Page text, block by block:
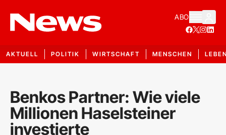
ABO
AKTUELL POLITIK WIRTSCHAFT MENSCHEN
Benkos Partner: Wie viele
Millionen Haselsteiner
investierte